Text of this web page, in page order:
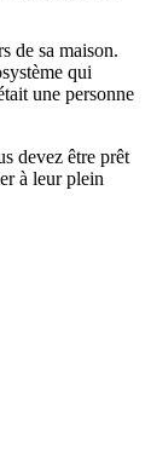
de sa maison.
qui
une personne
devez être prêt
à leur plein